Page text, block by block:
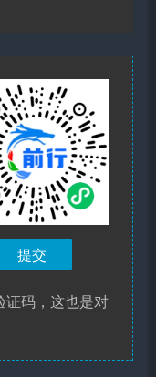
证码，这也是对